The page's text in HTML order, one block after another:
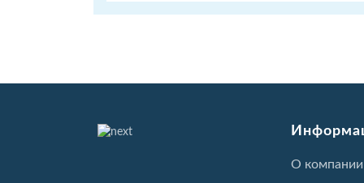
О компании